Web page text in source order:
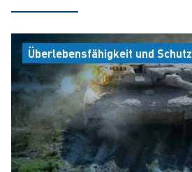
Überlebensfähigkeit und Schutz